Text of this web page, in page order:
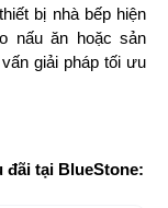
bị nhà bếp hiện
nấu ăn hoặc sản
giải pháp tối ưu
đãi tại BlueStone: